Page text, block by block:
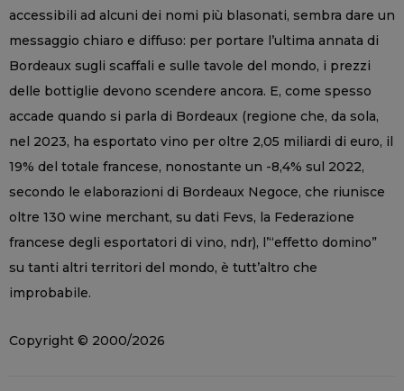
accessibili ad alcuni dei nomi più blasonati, sembra dare un
messaggio chiaro e diffuso: per portare l’ultima annata di
Bordeaux sugli scaffali e sulle tavole del mondo, i prezzi
delle bottiglie devono scendere ancora. E, come spesso
accade quando si parla di Bordeaux (regione che, da sola,
nel 2023, ha esportato vino per oltre 2,05 miliardi di euro, il
19% del totale francese, nonostante un -8,4% sul 2022,
secondo le elaborazioni di Bordeaux Negoce, che riunisce
oltre 130 wine merchant, su dati Fevs, la Federazione
francese degli esportatori di vino, ndr), l’“effetto domino”
su tanti altri territori del mondo, è tutt’altro che
improbabile.
Copyright © 2000/2026